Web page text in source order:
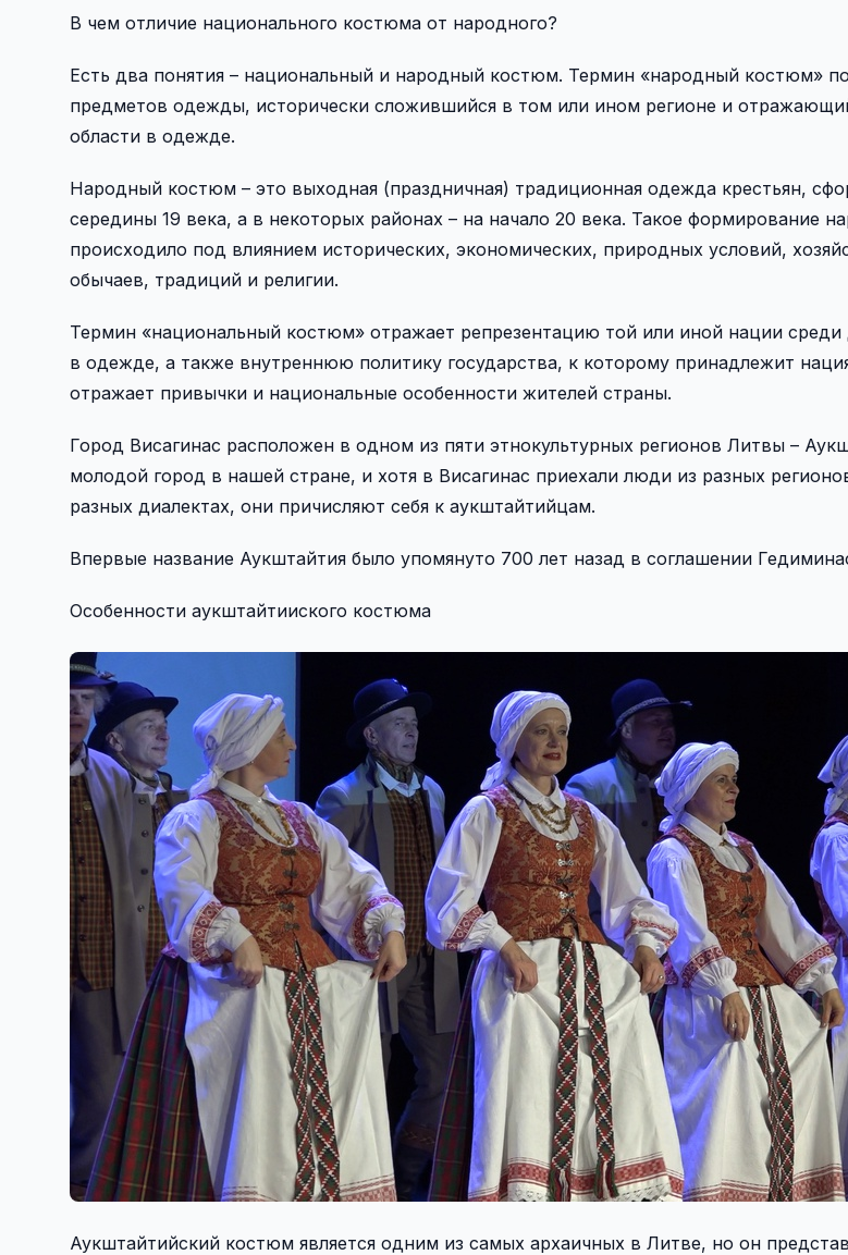
В чем отличие национального костюма от народного?
Есть два понятия – национальный и народный костюм. Термин «народный костюм»
предметов одежды, исторически сложившийся в том или ином регионе и
области в одежде.
Народный костюм – это выходная (праздничная) традиционная одежда крестьян,
середины 19 века, а в некоторых районах – на начало 20 века. Такое формирование
происходило под влиянием исторических, экономических, природных условий,
обычаев, традиций и религии.
Термин «национальный костюм» отражает репрезентацию той или иной нации
в одежде, а также внутреннюю политику государства, к которому принадлежит
отражает привычки и национальные особенности жителей страны.
Город Висагинас расположен в одном из пяти этнокультурных регионов Литвы –
молодой город в нашей стране, и хотя в Висагинас приехали люди из разных
разных диалектах, они причисляют себя к аукштайтийцам.
Впервые название Аукштайтия было упомянуто 700 лет назад в соглашении
Особенности аукштайтииского костюма
Аукштайтийский костюм является одним из самых архаичных в Литве, но он